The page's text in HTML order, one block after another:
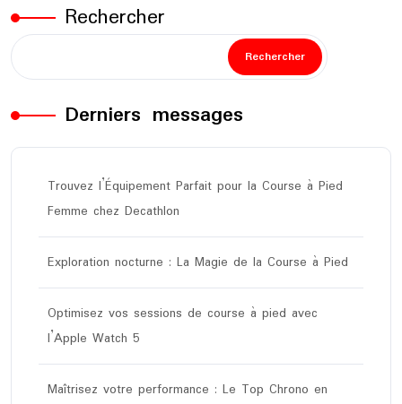
Rechercher
Rechercher
Derniers messages
Trouvez l’Équipement Parfait pour la Course à Pied
Femme chez Decathlon
Exploration nocturne : La Magie de la Course à Pied
Optimisez vos sessions de course à pied avec
l’Apple Watch 5
Maîtrisez votre performance : Le Top Chrono en